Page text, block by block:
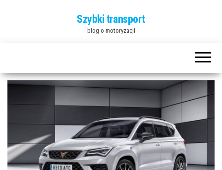
Szybki transport
blog o motoryzacji